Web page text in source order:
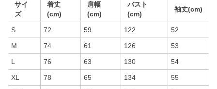
サイ
ズ
着丈
(cm)
肩幅
(cm)
バスト
(cm)
袖丈(cm)
S 72 59 122 52
M 74 61 126 53
L 76 63 130 54
XL 78 65 134 55